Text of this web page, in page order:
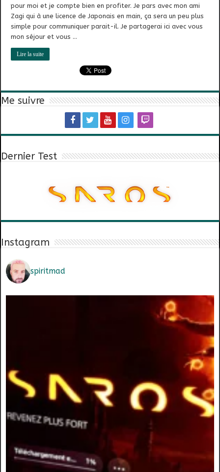
pour moi et je compte bien en profiter. Je pars avec mon ami
Zagi qui à une licence de Japonais en main, ça sera un peu plus
simple pour communiquer parait-il. Je partagerai ici avec vous
mon séjour et vous …
Lire la suite
Me suivre
Dernier Test
Instagram
spiritmad